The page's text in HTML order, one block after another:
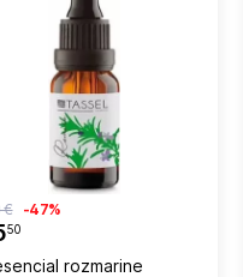
50
€ -47%
rozmarine